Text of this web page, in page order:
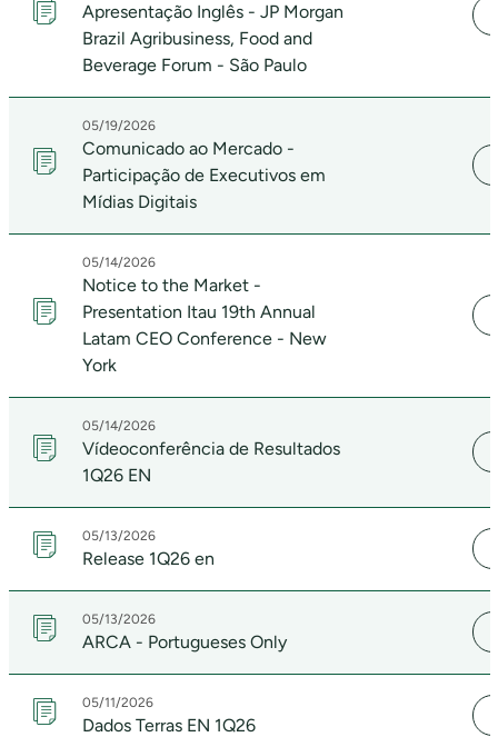
Apresentação Inglês - JP Morgan
Brazil Agribusiness, Food and
Beverage Forum - São Paulo
05/19/2026
Comunicado ao Mercado -
Participação de Executivos em
Mídias Digitais
05/14/2026
Notice to the Market -
Presentation Itau 19th Annual
Latam CEO Conference - New
York
05/14/2026
Vídeoconferência de Resultados
1Q26 EN
05/13/2026
Release 1Q26 en
05/13/2026
ARCA - Portugueses Only
05/11/2026
Dados Terras EN 1Q26